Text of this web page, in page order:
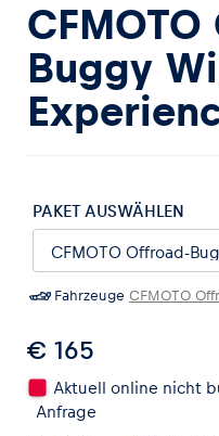
Erlebnisse
Buggy
PAKET AUSWÄHLEN
Fahrzeuge CFMOTO
€ 165
Aktuell online nicht
Anfrage